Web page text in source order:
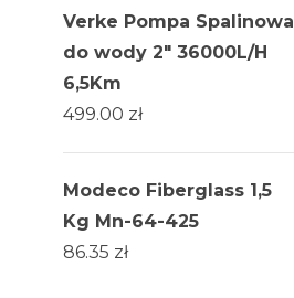
Verke Pompa Spalinowa
do wody 2" 36000L/H
6,5Km
499.00 zł
Modeco Fiberglass 1,5
Kg Mn-64-425
86.35 zł